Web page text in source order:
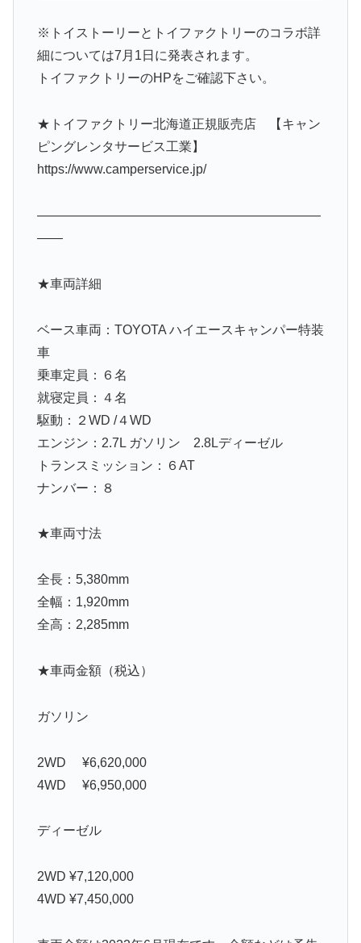
※トイストーリーとトイファクトリーのコラボ詳
細については7月1日に発表されます。
トイファクトリーのHPをご確認下さい。
★トイファクトリー北海道正規販売店 【キャン
ピングレンタサービス工業】
https://www.camperservice.jp/
——————————————————————
——
★車両詳細
ベース車両：TOYOTA ハイエースキャンパー特装
車
乗車定員：６名
就寝定員：４名
駆動：２WD /４WD
エンジン：2.7L ガソリン 2.8Lディーゼル
トランスミッション：６AT
ナンバー：８
★車両寸法
全長：5,380mm
全幅：1,920mm
全高：2,285mm
★車両金額（税込）
ガソリン
2WD ¥6,620,000
4WD ¥6,950,000
ディーゼル
2WD ¥7,120,000
4WD ¥7,450,000